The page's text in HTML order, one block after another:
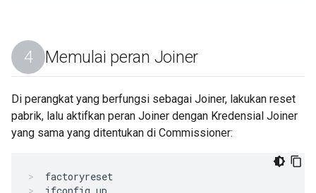
Memulai peran Joiner
Di perangkat yang berfungsi sebagai Joiner, lakukan reset
pabrik, lalu aktifkan peran Joiner dengan Kredensial Joiner
yang sama yang ditentukan di Commissioner:
factoryreset